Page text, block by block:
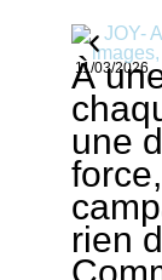
11/03/2026
À
une
rien